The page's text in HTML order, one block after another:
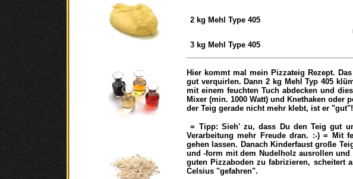
2 kg Mehl Type 405
3 kg Mehl Type 405
Hier kommt mal mein Pizzateig Rezept.
gut verquirlen. Dann 2 kg Mehl Typ 405
mit einem feuchten Tuch abdecken und
Mixer (min. 1000 Watt) und Knethaken oder
der Teig gerade nicht mehr klebt, ist er "gut"!
= Tipp: Sieh' zu, dass Du den Teig gut
Verarbeitung mehr Freude dran. :-) = Mit
gehen lassen. Danach Kinderfaust große
und -form mit dem Nudelholz ausrollen und
guten Pizzaboden zu fabrizieren, scheitert
Celsius "gefahren".